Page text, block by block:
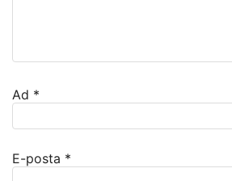
Ad *
E-posta *